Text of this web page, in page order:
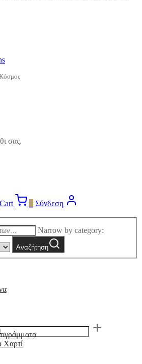
σας.
Cart
Σύνδεση
Narrow by category:
Αναζήτηση
Χαρτί